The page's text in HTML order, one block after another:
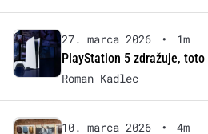
27. marca 2026 •
1m
PlayStation 5 zdražuje,
Roman Kadlec
10. marca 2026 •
4m